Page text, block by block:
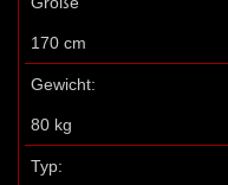
170 cm
Gewicht:
80 kg
Typ: